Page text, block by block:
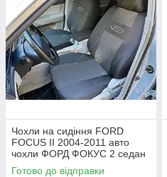
Чохли на сидіння FORD
FOCUS II 2004-2011 авто
чохли ФОРД ФОКУС 2 седан
хетчбек універсал
Готово до відправки